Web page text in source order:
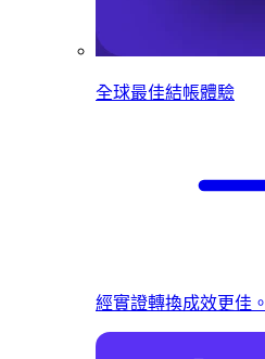
全球最佳結帳體驗
經實證轉換成效更佳。